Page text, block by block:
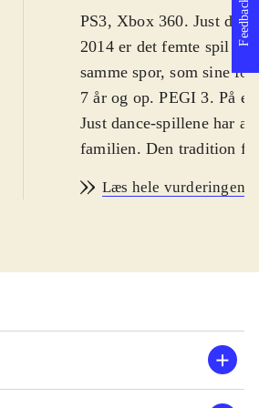
PS3, Xbox 360. Just
2014 er det femte spil i
samme spor, som sine
7 år og op. PEGI 3. På
Just dance-spillene har
familien. Den tradition
spil. For at spille PS3
spillerens bevægelser.
der bliver vist på
Daft Punk eller Lady
Selvom der er pillet lidt
skelsættende nyt ved
Læs hele vurderingen
Feedback